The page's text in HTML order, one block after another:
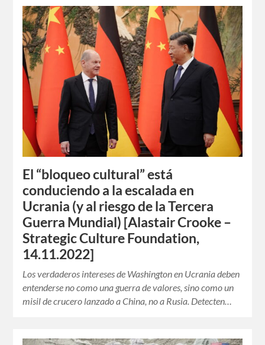
El “bloqueo cultural” está
conduciendo a la escalada en
Ucrania (y al riesgo de la Tercera
Guerra Mundial) [Alastair Crooke –
Strategic Culture Foundation,
14.11.2022]
Los verdaderos intereses de Washington en Ucrania deben
entenderse no como una guerra de valores, sino como un
misil de crucero lanzado a China, no a Rusia. Detecten…